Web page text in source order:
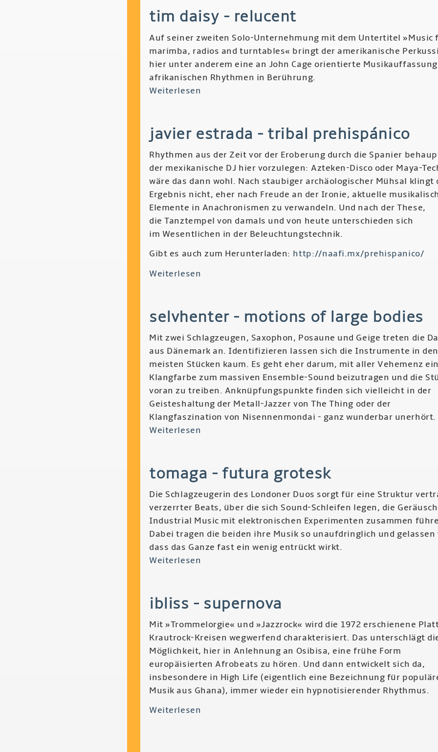
of
East
Agouza
-
Bes
tim daisy - relucent
Auf seiner zweiten Solo-Unternehmung mit dem Untertitel »Music
marimba, radios and turntables« bringt der amerikanische
hier unter anderem eine an John Cage orientierte
afrikanischen Rhythmen in Berührung.
Weiterlesen
-
javier estrada - tribal prehispánico
Rhythmen aus der Zeit vor der Eroberung durch die Spanier
der mexikanische DJ hier vorzulegen: Azteken-Disco oder Maya-
wäre das dann wohl. Nach staubiger archäologischer Mühsal klingt
Ergebnis nicht, eher nach Freude an der Ironie, aktuelle
Elemente in Anachronismen zu verwandeln. Und nach der These,
die Tanztempel von damals und von heute unterschieden sich
im Wesentlichen in der Beleuchtungstechnik.
Gibt es auch zum Herunterladen: http://naafi.mx/prehispanico/
Weiterlesen
-
Prehispánico
selvhenter - motions of large bodies
Mit zwei Schlagzeugen, Saxophon, Posaune und Geige treten die
aus Dänemark an. Identifizieren lassen sich die Instrumente in den
meisten Stücken kaum. Es geht eher darum, mit aller Vehemenz
Klangfarbe zum massiven Ensemble-Sound beizutragen und die
voran zu treiben. Anknüpfungspunkte finden sich vielleicht in der
Geisteshaltung der Metall-Jazzer von The Thing oder der
Klangfaszination von Nisennenmondai - ganz wunderbar unerhört.
Weiterlesen
Motions
Large
Bodies
tomaga - futura grotesk
Die Schlagzeugerin des Londoner Duos sorgt für eine Struktur
verzerrter Beats, über die sich Sound-Schleifen legen, die
Industrial Music mit elektronischen Experimenten zusammen
Dabei tragen die beiden ihre Musik so unaufdringlich und gelassen
dass das Ganze fast ein wenig entrückt wirkt.
Weiterlesen
Futura
Grotesk
ibliss - supernova
Mit »Trommelorgie« und »Jazzrock« wird die 1972 erschienene
Krautrock-Kreisen wegwerfend charakterisiert. Das unterschlägt
Möglichkeit, hier in Anlehnung an Osibisa, eine frühe Form
europäisierten Afrobeats zu hören. Und dann entwickelt sich da,
insbesondere in High Life (eigentlich eine Bezeichnung für
Musik aus Ghana), immer wieder ein hypnotisierender Rhythmus.
Weiterlesen